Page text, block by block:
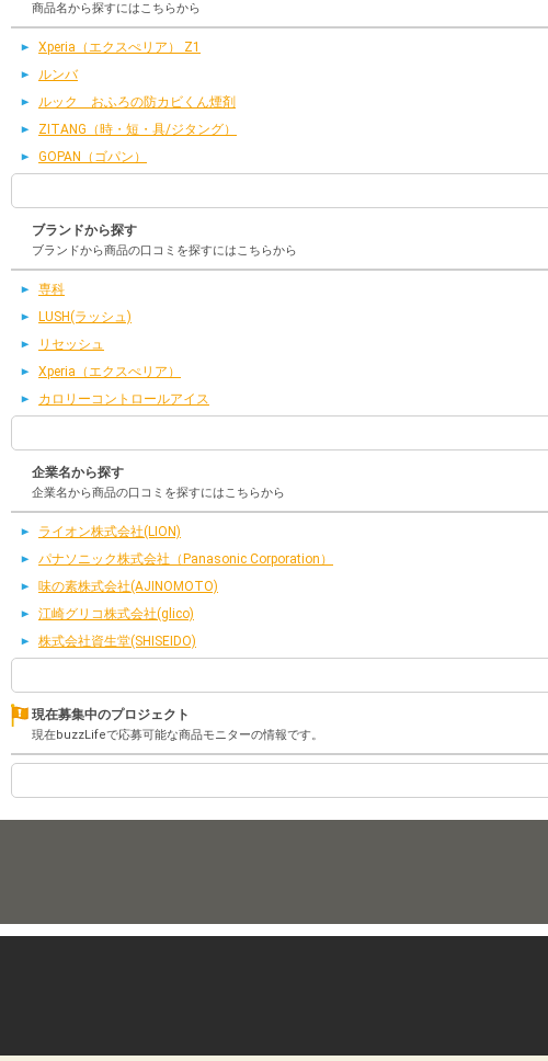
商品名から探すにはこちらから
Xperia（エクスぺリア） Z1
ルンバ
ルック おふろの防カビくん煙剤
ZITANG（時・短・具/ジタング）
GOPAN（ゴパン）
ブランドから探す
ブランドから商品の口コミを探すにはこちらから
専科
LUSH(ラッシュ)
リセッシュ
Xperia（エクスぺリア）
カロリーコントロールアイス
企業名から探す
企業名から商品の口コミを探すにはこちらから
ライオン株式会社(LION)
パナソニック株式会社（Panasonic Corporation）
味の素株式会社(AJINOMOTO)
江崎グリコ株式会社(glico)
株式会社資生堂(SHISEIDO)
現在募集中のプロジェクト
現在buzzLifeで応募可能な商品モニターの情報です。